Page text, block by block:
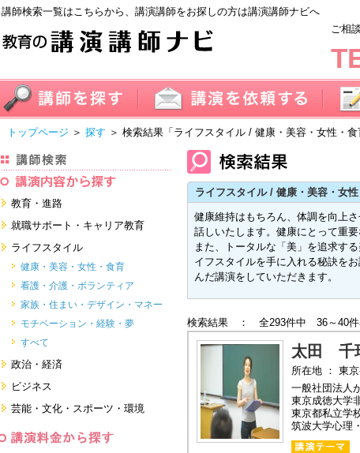
講師検索一覧はこちらから、講演講師をお探しの方は講演講師ナビへ
ご相
トップページ ＞ 探す ＞ 検索結果 「ライフスタイル / 健康・美容・女性・食
教育・進路
進学・受験
教員・保護者
子育て・フリーター・ニート
留学
すべて
就職サポート・キャリア教育
就職サポートツール対策
面接・ディスカッション・マナー
対策
就職．業界・企業研究
すべて
ライフスタイル
健康・美容・女性・食育
看護・介護・ボランティア
家族・住まい・デザイン・マネー
モチベーション・経験・夢
すべて
政治・経済
国際
日本
ビジネス
経営・マーケティング・ファイナ
ンス
コーチング・メンタルヘルス・人
芸能・文化・スポーツ・環境
スポーツ
ライフスタイル / 健康・美容・女
健康維持はもちろん、体調を向上
話しいたします。健康にとって重
また、トータルな「美」を追求す
イフスタイルを手に入れる秘訣を
んだ講演をしていただきます。
検索結果 ： 全293件中 36～40件
太田 千
所在地 ： 東
一般社団法人
東京成徳大学
東京都私立学
筑波大学心理